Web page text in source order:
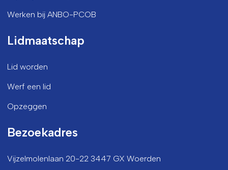
Werken bij ANBO-PCOB
Lidmaatschap
Lid worden
Werf een lid
Opzeggen
Bezoekadres
Vijzelmolenlaan 20-22 3447 GX Woerden